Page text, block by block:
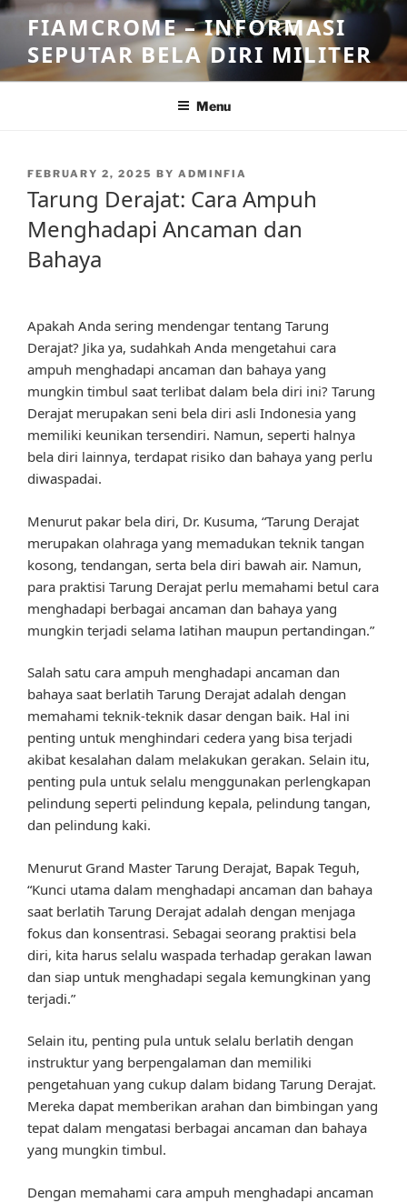
Skip
content
FIAMCROME – INFORMASI
SEPUTAR BELA DIRI MILITER
Menu
POSTED
FEBRUARY 2, 2025 BY ADMINFIA
Tarung Derajat: Cara Ampuh
Menghadapi Ancaman dan
Bahaya
Apakah Anda sering mendengar tentang Tarung
Derajat? Jika ya, sudahkah Anda mengetahui cara
ampuh menghadapi ancaman dan bahaya yang
mungkin timbul saat terlibat dalam bela diri ini? Tarung
Derajat merupakan seni bela diri asli Indonesia yang
memiliki keunikan tersendiri. Namun, seperti halnya
bela diri lainnya, terdapat risiko dan bahaya yang perlu
diwaspadai.
Menurut pakar bela diri, Dr. Kusuma, “Tarung Derajat
merupakan olahraga yang memadukan teknik tangan
kosong, tendangan, serta bela diri bawah air. Namun,
para praktisi Tarung Derajat perlu memahami betul cara
menghadapi berbagai ancaman dan bahaya yang
mungkin terjadi selama latihan maupun pertandingan.”
Salah satu cara ampuh menghadapi ancaman dan
bahaya saat berlatih Tarung Derajat adalah dengan
memahami teknik-teknik dasar dengan baik. Hal ini
penting untuk menghindari cedera yang bisa terjadi
akibat kesalahan dalam melakukan gerakan. Selain itu,
penting pula untuk selalu menggunakan perlengkapan
pelindung seperti pelindung kepala, pelindung tangan,
dan pelindung kaki.
Menurut Grand Master Tarung Derajat, Bapak Teguh,
“Kunci utama dalam menghadapi ancaman dan bahaya
saat berlatih Tarung Derajat adalah dengan menjaga
fokus dan konsentrasi. Sebagai seorang praktisi bela
diri, kita harus selalu waspada terhadap gerakan lawan
dan siap untuk menghadapi segala kemungkinan yang
terjadi.”
Selain itu, penting pula untuk selalu berlatih dengan
instruktur yang berpengalaman dan memiliki
pengetahuan yang cukup dalam bidang Tarung Derajat.
Mereka dapat memberikan arahan dan bimbingan yang
tepat dalam mengatasi berbagai ancaman dan bahaya
yang mungkin timbul.
Dengan memahami cara ampuh menghadapi ancaman